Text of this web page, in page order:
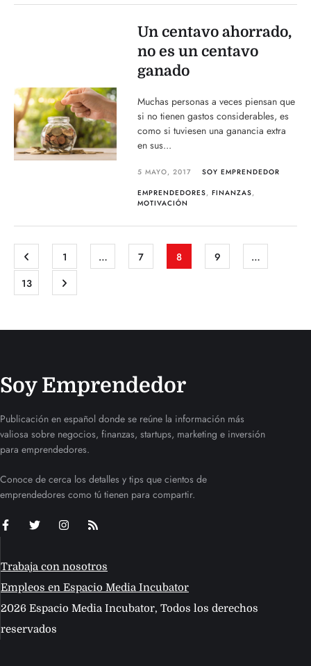
Un centavo ahorrado,
no es un centavo
ganado
Muchas personas a veces piensan que
si no tienen gastos considerables, es
como si tuviesen una ganancia extra
en sus...
5 MAYO, 2017
SOY EMPRENDEDOR
EMPRENDEDORES,FINANZAS,
MOTIVACIÓN
1 … 7 8 9
…
13
Soy Emprendedor
Publicación en español donde se reúne la información más
valiosa sobre negocios, finanzas, startups, marketing e inversión
para emprendedores.
Conoce de cerca los detalles y tips que cientos de
emprendedores como tú tienen para compartir.
Trabaja con nosotros
Empleos en Espacio Media Incubator
2026 Espacio Media Incubator, Todos los derechos
reservados